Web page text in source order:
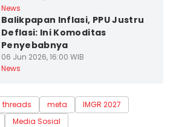
News
Balikpapan Inflasi, PPU Justru
Deflasi: Ini Komoditas
Penyebabnya
06 Jun 2026, 16:00 WIB
News
threads meta
IMGR 2027
Media Sosial